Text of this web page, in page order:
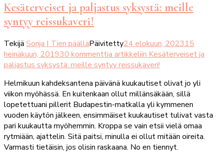
Kesäterveiset ja paljastus syksystä: meille
syntyy reissukaveri!
Tekijä Sonja | Tien päälläPäivitetty24 elokuun, 202315
heinäkuun, 201930 kommenttia artikkeliin Kesäterveiset ja
paljastus syksystä: meille syntyy reissukaveri!
Helmikuun kahdeksantena päivänä kuukautiset olivat jo yli
viikon myöhässä. En kuitenkaan ollut millänsäkään, sillä
lopetettuani pillerit Budapestin-matkalla yli kymmenen
vuoden käytön jälkeen, ensimmäiset kuukautiset tulivat vasta
pari kuukautta myöhemmin. Kroppa se vain etsii vielä omaa
rytmiään, ajattelin. Sitä paitsi, minulla ei ollut mitään oireita.
Varmasti tietäisin, jos olisin raskaana. No en tiennyt.